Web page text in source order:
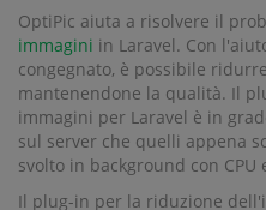
OptiPic aiuta a risolvere il
immagini in Laravel. Con
congegnato, è possibile
mantenendone la qualità. Il
immagini per Laravel è in
sul server che quelli appena
svolto in background con
Il plug-in per la riduzione